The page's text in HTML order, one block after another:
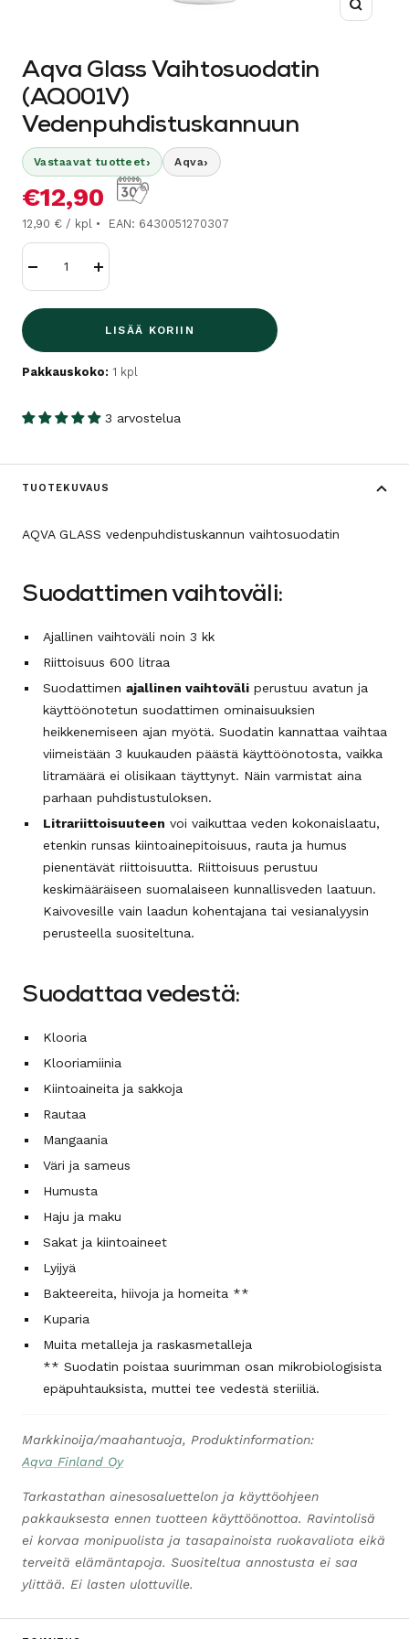
Aqva Glass Vaihtosuodatin
(AQ001V)
Vedenpuhdistuskannuun
Vastaavat tuotteet› Aqva›
Alennushinta
€12,90
12,90 € / kpl EAN: 6430051270307
Lisää
LISÄÄ KORIIN
Pakkauskoko: 1 kpl
3 arvostelua
TUOTEKUVAUS
AQVA GLASS vedenpuhdistuskannun vaihtosuodatin
Suodattimen vaihtoväli:
Ajallinen vaihtoväli noin 3 kk
Riittoisuus 600 litraa
Suodattimen ajallinen vaihtoväli perustuu avatun ja
käyttöönotetun suodattimen ominaisuuksien
heikkenemiseen ajan myötä. Suodatin kannattaa vaihtaa
viimeistään 3 kuukauden päästä käyttöönotosta, vaikka
litramäärä ei olisikaan täyttynyt. Näin varmistat aina
parhaan puhdistustuloksen.
Litrariittoisuuteen voi vaikuttaa veden kokonaislaatu,
etenkin runsas kiintoainepitoisuus, rauta ja humus
pienentävät riittoisuutta. Riittoisuus perustuu
keskimääräiseen suomalaiseen kunnallisveden laatuun.
Kaivovesille vain laadun kohentajana tai vesianalyysin
perusteella suositeltuna.
Suodattaa vedestä:
Klooria
Klooriamiinia
Kiintoaineita ja sakkoja
Rautaa
Mangaania
Väri ja sameus
Humusta
Haju ja maku
Sakat ja kiintoaineet
Lyijyä
Bakteereita, hiivoja ja homeita **
Kuparia
Muita metalleja ja raskasmetalleja
** Suodatin poistaa suurimman osan mikrobiologisista
epäpuhtauksista, muttei tee vedestä steriiliä.
Markkinoija/maahantuoja, Produktinformation:
Aqva Finland Oy
Tarkastathan ainesosaluettelon ja käyttöohjeen
pakkauksesta ennen tuotteen käyttöönottoa. Ravintolisä
ei korvaa monipuolista ja tasapainoista ruokavaliota eikä
terveitä elämäntapoja. Suositeltua annostusta ei saa
ylittää. Ei lasten ulottuville.